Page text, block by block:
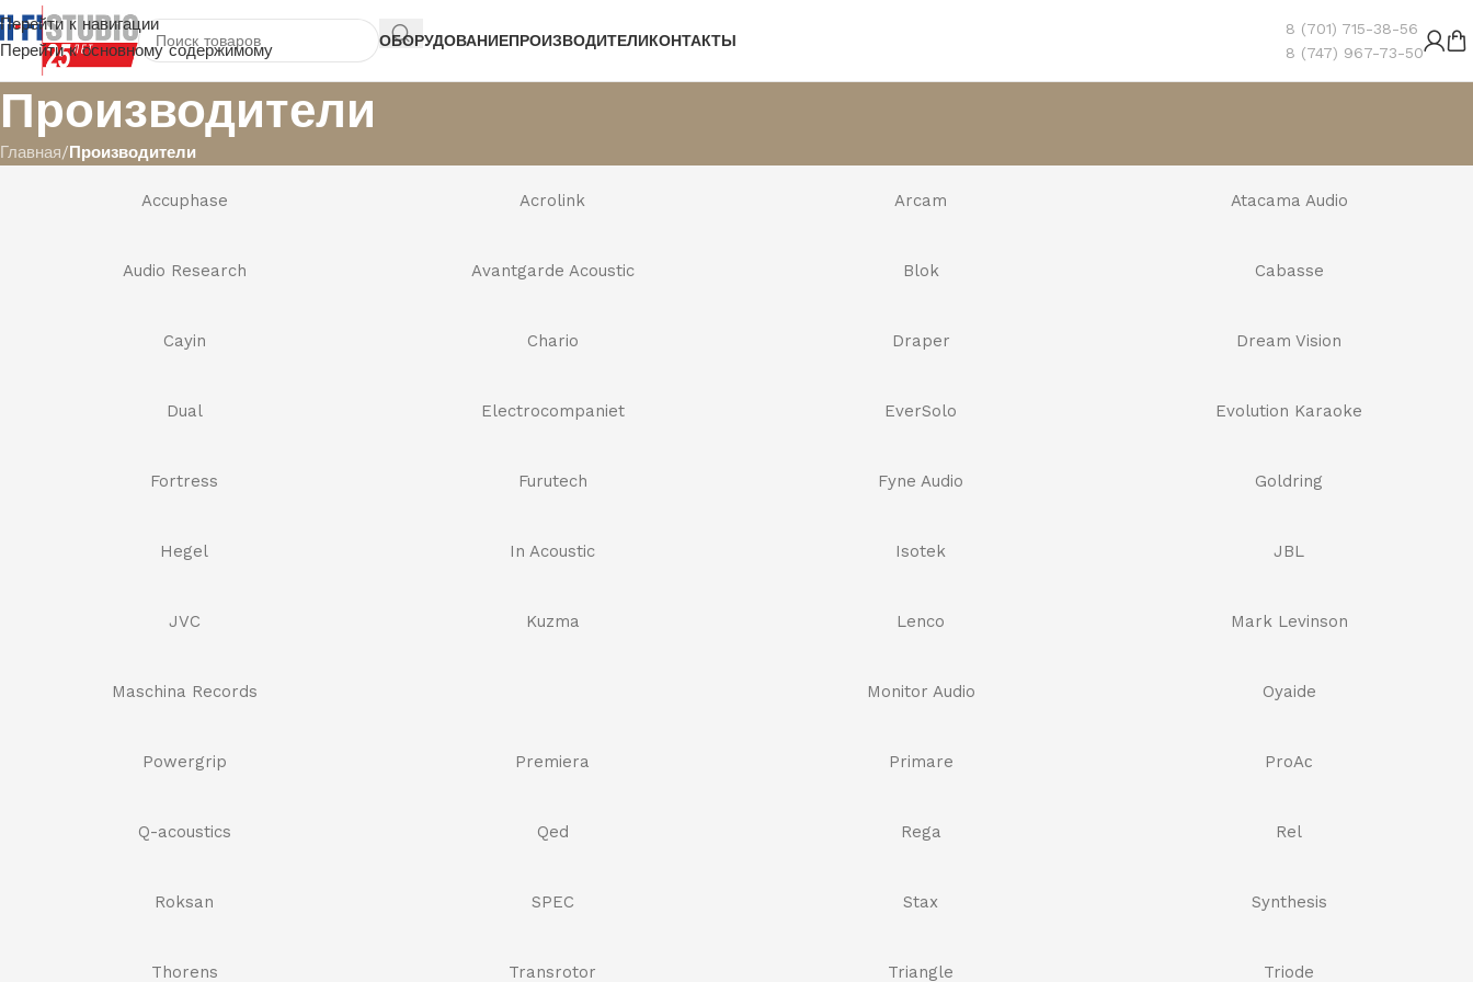
Перейти к навигации
Перейти к основному содержимому
ОБОРУДОВАНИЕПРОИЗВОДИТЕЛИКОНТАКТЫ
8 (701) 715-38-56
8 (747) 967-73-50
Производители
Главная/Производители
Accuphase Acrolink Arcam Atacama Audio
Audio Research Avantgarde Acoustic Blok Cabasse
Cayin Chario Draper Dream Vision
Dual Electrocompaniet EverSolo Evolution Karaoke
Fortress Furutech Fyne Audio Goldring
Hegel In Acoustic Isotek JBL
JVC Kuzma Lenco Mark Levinson
Maschina Records Monitor Audio Oyaide
Powergrip Premiera Primare ProAс
Q-acoustics Qed Rega Rel
Roksan SPEC Stax Synthesis
Thorens Transrotor Triangle Triode